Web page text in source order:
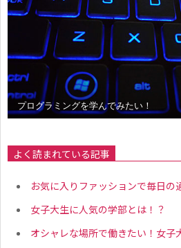
プログラミングを学んでみたい！
よく読まれている記事
お気に入りファッションで毎日の
女子大生に人気の学部とは！？
オシャレな場所で働きたい！女子